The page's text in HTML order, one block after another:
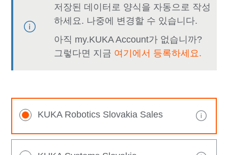
저장된 데이터로 양식을 자동으로 작성
하세요. 나중에 변경할 수 있습니다.
아직 my.KUKA Account가 없습니까?
그렇다면 지금 여기에서 등록하세요.
KUKA Robotics Slovakia Sales